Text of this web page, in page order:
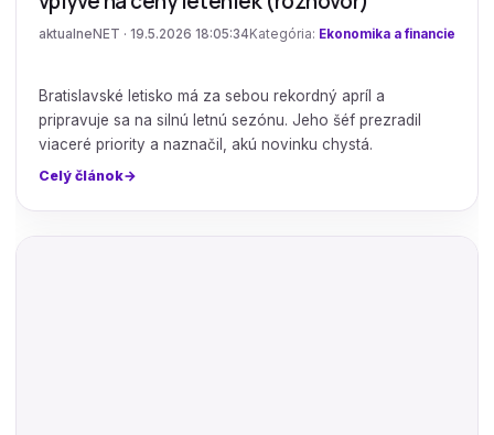
aktualneNET · 19.5.2026 18:05:34 Kategória: Ekonomika a financie
Bratislavské letisko má za sebou rekordný apríl a
pripravuje sa na silnú letnú sezónu. Jeho šéf prezradil
viaceré priority a naznačil, akú novinku chystá.
Celý článok